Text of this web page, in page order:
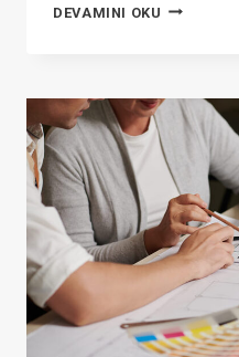
DEVAMINI OKU TEMU
HANGISI
DAHA
İYI?
(DÜRÜST